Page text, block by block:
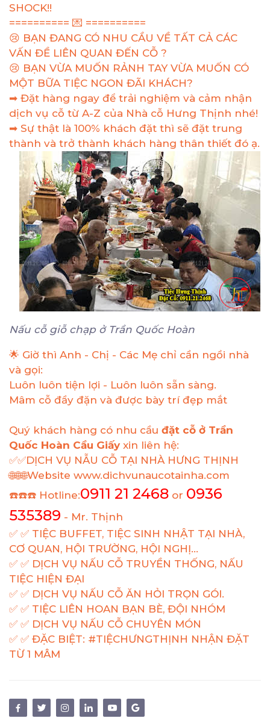
SHOCK!!
========== 💌 ==========
😢 BẠN ĐANG CÓ NHU CẦU VỀ TẤT CẢ CÁC
VẤN ĐỀ LIÊN QUAN ĐẾN CỖ ?
😢 BẠN VỪA MUỐN RẢNH TAY VỪA MUỐN CÓ
MỘT BỮA TIỆC NGON ĐÃI KHÁCH?
➡ Đặt hàng ngay để trải nghiệm và cảm nhận
dịch vụ cỗ từ A-Z của Nhà cỗ Hưng Thịnh nhé!
➡ Sự thật là 100% khách đặt thì sẽ đặt trung
thành và trở thành khách hàng thân thiết đó ạ.
Nấu cỗ giỗ chạp ở Trần Quốc Hoàn
🌟 Giờ thì Anh - Chị - Các Mẹ chỉ cần ngồi nhà
và gọi:
Luôn luôn tiện lợi - Luôn luôn sẵn sàng.
Mâm cỗ đầy đặn và được bày trí đẹp mắt
Quý khách hàng có nhu cầu đặt cỗ ở Trần
Quốc Hoàn Cầu Giấy xin liên hệ:
✅✅DỊCH VỤ NẪU CỖ TẠI NHÀ HƯNG THỊNH
🌐🌐🌐Website www.dichvunaucotainha.com
☎️☎️☎️ Hotline:0911 21 2468 or 0936
535389 - Mr. Thịnh
✅ ✅ TIỆC BUFFET, TIỆC SINH NHẬT TẠI NHÀ,
CƠ QUAN, HỘI TRƯỜNG, HỘI NGHỊ...
✅ ✅ DỊCH VỤ NẤU CỖ TRUYỀN THỐNG, NẤU
TIỆC HIỆN ĐẠI
✅ ✅ DỊCH VỤ NẤU CỖ ĂN HỎI TRỌN GÓI.
✅ ✅ TIỆC LIÊN HOAN BẠN BÈ, ĐỘI NHÓM
✅ ✅ DỊCH VỤ NẤU CỖ CHUYÊN MÓN
✅ ✅ ĐẶC BIỆT: #TIỆCHƯNGTHỊNH NHẬN ĐẶT
TỪ 1 MÂM